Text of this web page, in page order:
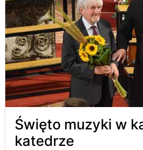
Święto muzyki w
katedrze